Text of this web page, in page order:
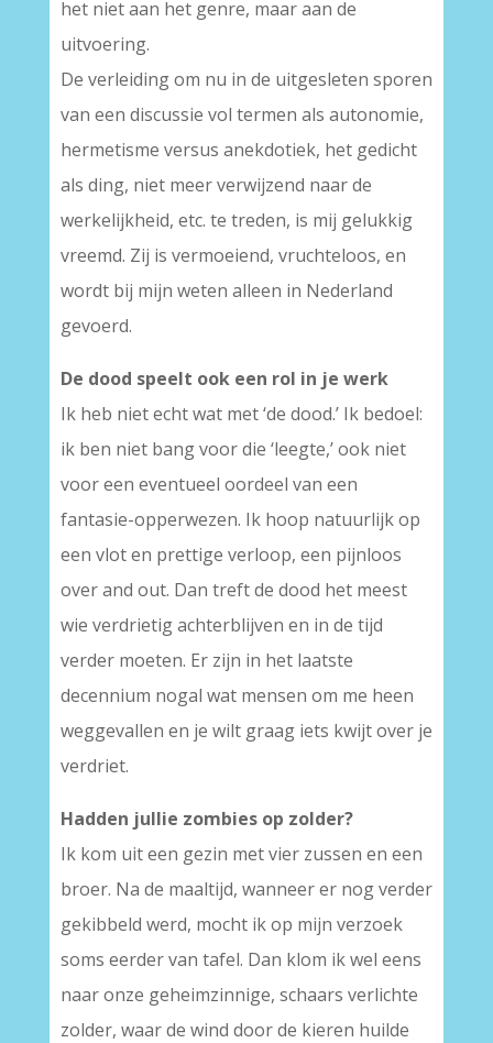
het niet aan het genre, maar aan de
uitvoering.
De verleiding om nu in de uitgesleten sporen
van een discussie vol termen als autonomie,
hermetisme versus anekdotiek, het gedicht
als ding, niet meer verwijzend naar de
werkelijkheid, etc. te treden, is mij gelukkig
vreemd. Zij is vermoeiend, vruchteloos, en
wordt bij mijn weten alleen in Nederland
gevoerd.
De dood speelt ook een rol in je werk
Ik heb niet echt wat met ‘de dood.’ Ik bedoel:
ik ben niet bang voor die ‘leegte,’ ook niet
voor een eventueel oordeel van een
fantasie-opperwezen. Ik hoop natuurlijk op
een vlot en prettige verloop, een pijnloos
over and out. Dan treft de dood het meest
wie verdrietig achterblijven en in de tijd
verder moeten. Er zijn in het laatste
decennium nogal wat mensen om me heen
weggevallen en je wilt graag iets kwijt over je
verdriet.
Hadden jullie zombies op zolder?
Ik kom uit een gezin met vier zussen en een
broer. Na de maaltijd, wanneer er nog verder
gekibbeld werd, mocht ik op mijn verzoek
soms eerder van tafel. Dan klom ik wel eens
naar onze geheimzinnige, schaars verlichte
zolder, waar de wind door de kieren huilde